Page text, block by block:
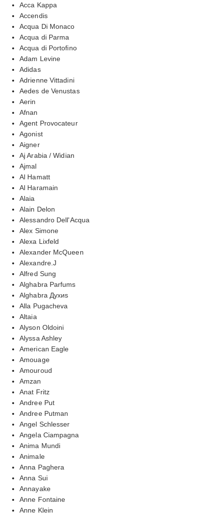
Acca Kappa
Accendis
Acqua Di Monaco
Acqua di Parma
Acqua di Portofino
Adam Levine
Adidas
Adrienne Vittadini
Aedes de Venustas
Aerin
Afnan
Agent Provocateur
Agonist
Aigner
Aj Arabia / Widian
Ajmal
Al Hamatt
Al Haramain
Alaia
Alain Delon
Alessandro Dell'Acqua
Alex Simone
Alexa Lixfeld
Alexander McQueen
Alexandre.J
Alfred Sung
Alghabra Parfums
Alghabra Духиs
Alla Pugacheva
Altaia
Alyson Oldoini
Alyssa Ashley
American Eagle
Amouage
Amouroud
Amzan
Anat Fritz
Andree Put
Andree Putman
Angel Schlesser
Angela Ciampagna
Anima Mundi
Animale
Anna Paghera
Anna Sui
Annayake
Anne Fontaine
Anne Klein